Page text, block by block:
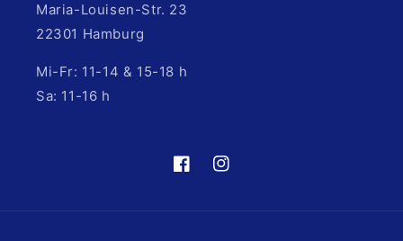
Maria-Louisen-Str. 23
22301 Hamburg
Mi-Fr: 11-14 & 15-18 h
Sa: 11-16 h
https://de-https://www.instagram.com/